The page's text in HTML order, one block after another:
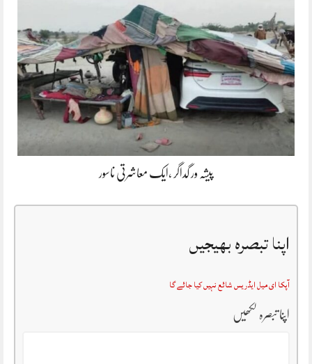
پیشہ ور گداگر ،ایک معاشرتی ناسور
اپنا تبصرہ بھیجیں
آپکا ای میل ایڈریس شائع نہیں کیا جائے گا
اپنا تبصرہ لکھیں